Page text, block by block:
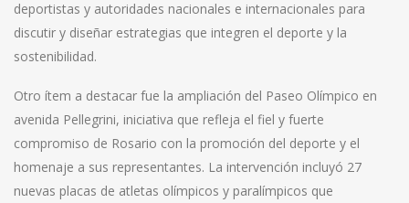
deportistas y autoridades nacionales e internacionales para
discutir y diseñar estrategias que integren el deporte y la
sostenibilidad.
Otro ítem a destacar fue la ampliación del Paseo Olímpico en
avenida Pellegrini, iniciativa que refleja el fiel y fuerte
compromiso de Rosario con la promoción del deporte y el
homenaje a sus representantes. La intervención incluyó 27
nuevas placas de atletas olímpicos y paralímpicos que